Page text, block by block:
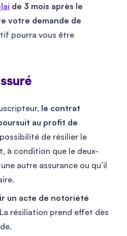
de 3 mois après le
votre demande de
pourra vous être
le contrat
au profit de
de résilier le
à condition que le deux-
autre assurance ou qu’il
un acte de notoriété
La résiliation prend effet dès